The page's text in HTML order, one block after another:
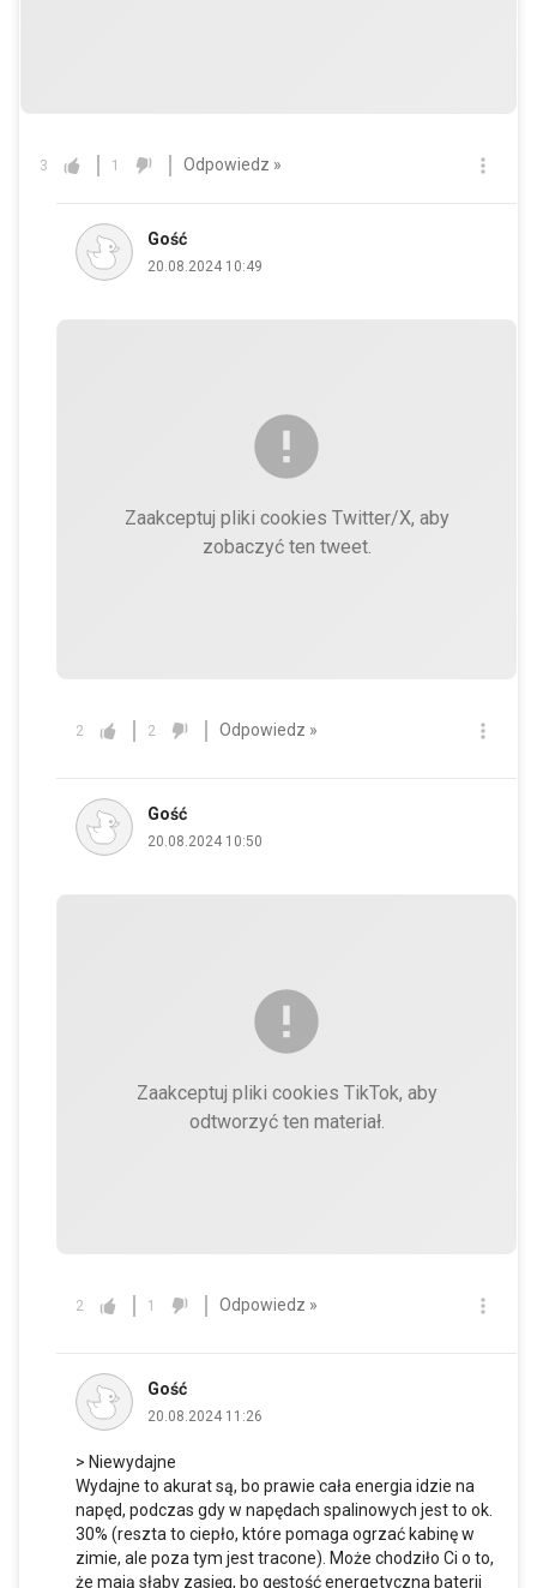
3 1 Odpowiedz »
Gość
20.08.2024 10:49
Zaakceptuj pliki cookies Twitter/X, aby
zobaczyć ten tweet.
2 2 Odpowiedz »
Gość
20.08.2024 10:50
Zaakceptuj pliki cookies TikTok, aby
odtworzyć ten materiał.
2 1 Odpowiedz »
Gość
20.08.2024 11:26
> Niewydajne
Wydajne to akurat są, bo prawie cała energia idzie na
napęd, podczas gdy w napędach spalinowych jest to ok.
30% (reszta to ciepło, które pomaga ogrzać kabinę w
zimie, ale poza tym jest tracone). Może chodziło Ci o to,
że mają słaby zasięg, bo gęstość energetyczna baterii